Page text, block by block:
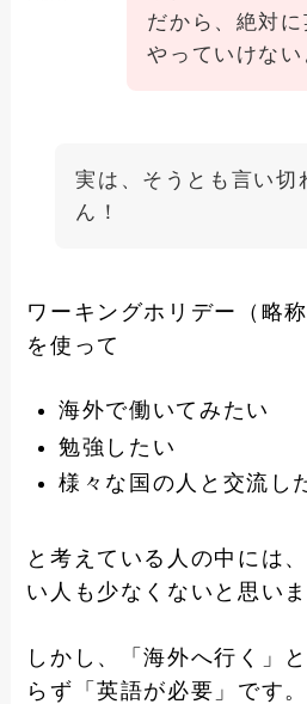
だから、絶対
やっていけない
実は、そうとも言い切
ん！
ワーキングホリデー（略
を使って
海外で働いてみたい
勉強したい
様々な国の人と交流し
と考えている人の中には
い人も少なくないと思いま
しかし、「海外へ行く」
らず「英語が必要」です。